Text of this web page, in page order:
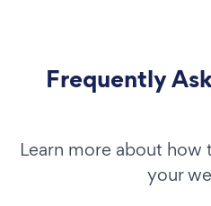
Frequently
Learn more about how
your